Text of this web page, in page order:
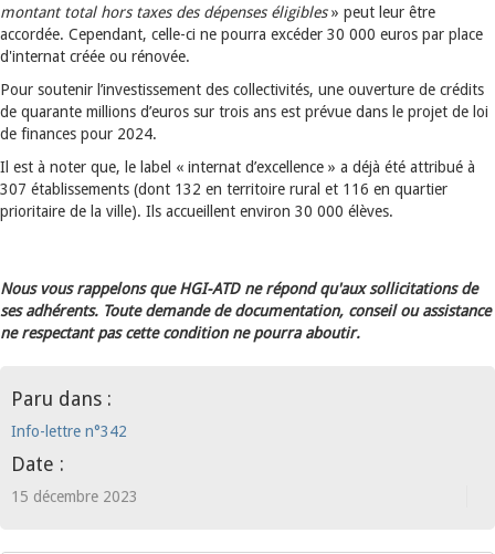
montant total hors taxes des dépenses éligibles» peut leur être
accordée. Cependant, celle-ci ne pourra excéder 30 000 euros par place
d'internat créée ou rénovée.
Pour soutenir l’investissement des collectivités, une ouverture de crédits
de quarante millions d’euros sur trois ans est prévue dans le projet de loi
de finances pour 2024.
Il est à noter que, le label « internat d’excellence » a déjà été attribué à
307 établissements (dont 132 en territoire rural et 116 en quartier
prioritaire de la ville). Ils accueillent environ 30 000 élèves.
Nous vous rappelons que HGI-ATD ne répond qu'aux sollicitations de
ses adhérents. Toute demande de documentation, conseil ou assistance
ne respectant pas cette condition ne pourra aboutir.
Paru dans :
Info-lettre n°342
Date :
15 décembre 2023